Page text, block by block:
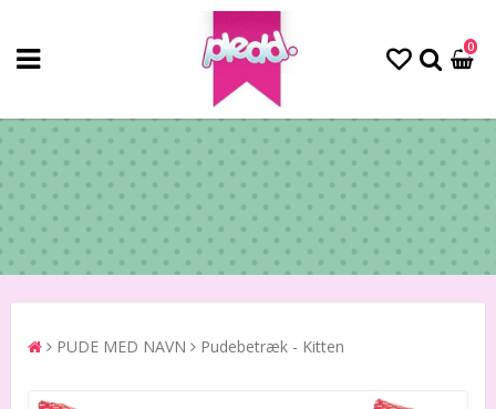
0
PUDE MED NAVN Pudebetræk - Kitten